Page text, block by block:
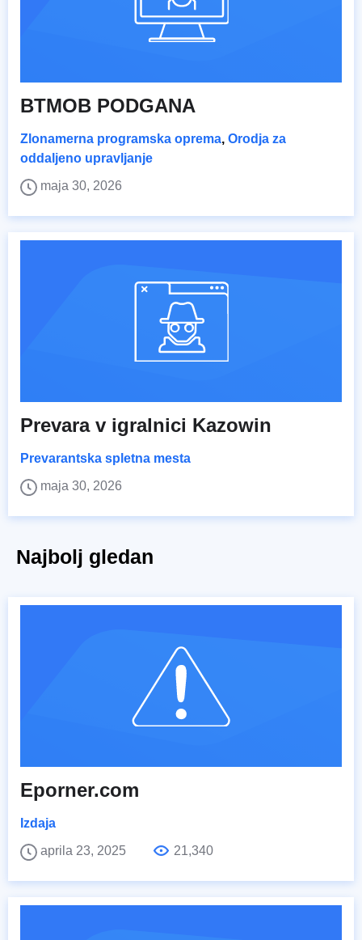
BTMOB PODGANA
Zlonamerna programska oprema, Orodja za
oddaljeno upravljanje
maja 30, 2026
Prevara v igralnici Kazowin
Prevarantska spletna mesta
maja 30, 2026
Najbolj gledan
Eporner.com
Izdaja
aprila 23, 2025
21,340